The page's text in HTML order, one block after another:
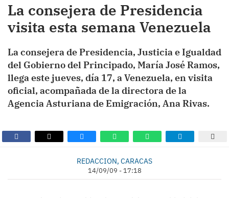
La consejera de Presidencia
visita esta semana Venezuela
La consejera de Presidencia, Justicia e Igualdad
del Gobierno del Principado, María José Ramos,
llega este jueves, día 17, a Venezuela, en visita
oficial, acompañada de la directora de la
Agencia Asturiana de Emigración, Ana Rivas.
REDACCION, CARACAS
14/09/09 - 17:18